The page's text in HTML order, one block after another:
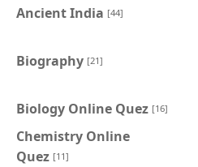
Ancient India [44]
Biography [21]
Biology Online Quez [16]
Chemistry Online
Quez [11]